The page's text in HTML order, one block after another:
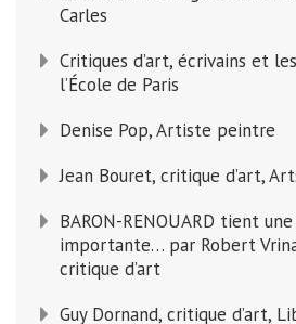
Carles
Critiques d’art, écrivains et
l’École de Paris
Denise Pop, Artiste peintre
Jean Bouret, critique d’art,
BARON-RENOUARD tient
importante… par Robert
critique d’art
Guy Dornand, critique d’art,